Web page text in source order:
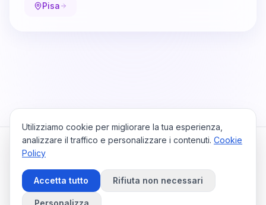
Pisa
HomeViaggiPrivacy PolicyCookie PolicyContattaci
Preferenze Cookie
©2026
Utilizziamo cookie per migliorare la tua esperienza,
analizzare il traffico e personalizzare i contenuti. Cookie
Policy
Accetta tutto Rifiuta non necessari
Personalizza